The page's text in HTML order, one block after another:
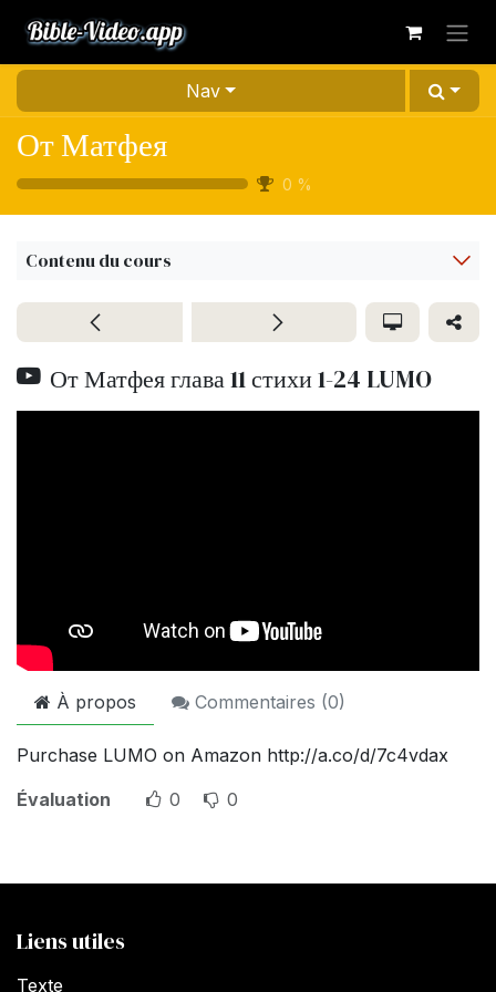
Nav
От Матфея
0 %
Contenu du cours
От Матфея глава 11 стихи 1-24 LUMO
À propos Commentaires (0)
Purchase LUMO on Amazon http://a.co/d/7c4vdax
Évaluation
0 0
Liens utiles
Texte